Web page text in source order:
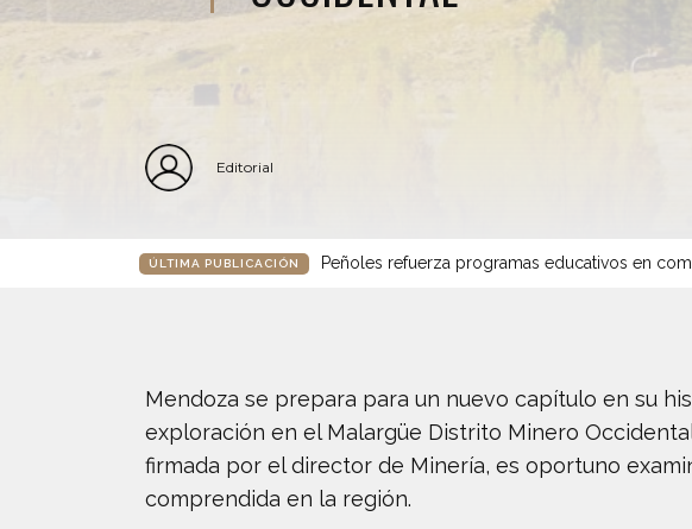
Editorial
ÚLTIMA PUBLICACIÓN Peñoles refuerza programas educativos en
Mendoza se prepara para un nuevo capítulo en su
exploración en el Malargüe Distrito Minero
firmada por el director de Minería, es oportuno
comprendida en la región.